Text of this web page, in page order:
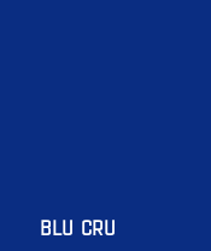
BLU CRU